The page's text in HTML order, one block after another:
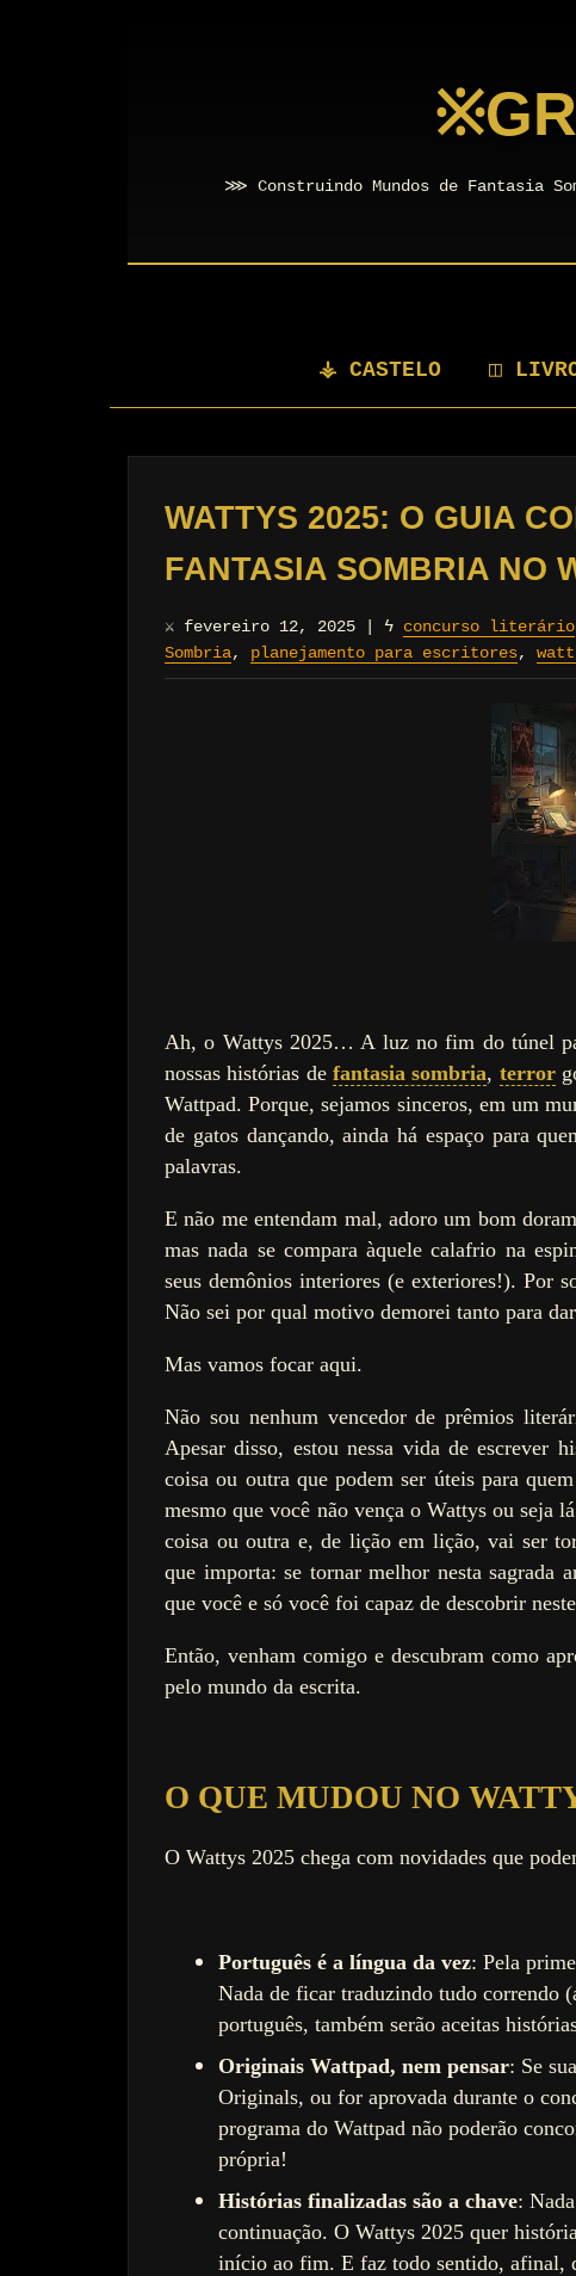
※
⋙ Construindo Mundos de Fantasia
⚶ CASTELO ◫
WATTYS 2025: O GUIA
FANTASIA SOMBRIA NO
⚔ fevereiro 12, 2025 ϟ concurso literário
Sombria, planejamento para escritores,
Ah, o Wattys 2025… A luz no fim do túnel
nossas histórias defantasia sombria, terror
Wattpad. Porque, sejamos sinceros, em um
de gatos dançando, ainda há espaço para
palavras.
E não me entendam mal, adoro um bom
mas nada se compara àquele calafrio na
seus demônios interiores (e exteriores!). Por
Não sei por qual motivo demorei tanto para
Mas vamos focar aqui.
Não sou nenhum vencedor de prêmios
Apesar disso, estou nessa vida de escrever
coisa ou outra que podem ser úteis para
mesmo que você não vença o Wattys ou seja
coisa ou outra e, de lição em lição, vai ser
que importa: se tornar melhor nesta sagrada
que você e só você foi capaz de descobrir
Então, venham comigo e descubram como
pelo mundo da escrita.
O QUE MUDOU NO
O Wattys 2025 chega com novidades que
Português é a língua da vez: Pela
Nada de ficar traduzindo tudo correndo
português, também serão aceitas
Originais Wattpad, nem pensar: Se
Originals, ou for aprovada durante o
programa do Wattpad não poderão
própria!
Histórias finalizadas são a chave:
continuação. O Wattys 2025 quer
início ao fim. E faz todo sentido, afinal,